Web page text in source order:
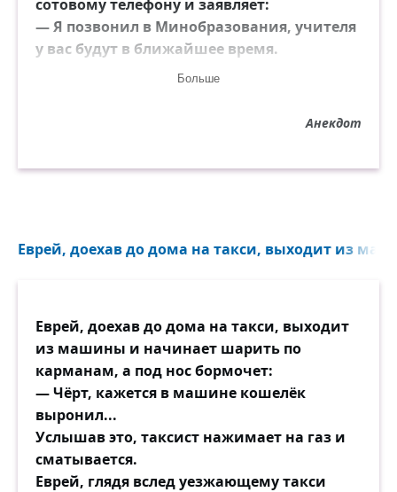
сотовому телефону и заявляет:
— Я позвонил в Минобразования, учителя
у вас будут в ближайшее время.
Больше
Анекдот
Еврей, доехав до дома на такси, выходит из
Еврей, доехав до дома на такси, выходит
из машины и начинает шарить по
карманам, а под нос бормочет:
— Чёрт, кажется в машине кошелёк
выронил...
Услышав это, таксист нажимает на газ и
сматывается.
Еврей, глядя вслед уезжающему такси